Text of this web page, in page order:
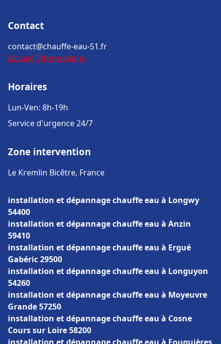
Contact
contact@chauffe-eau-51.fr
Accueil Informations
Horaires
Lun-Ven: 8h-19h
Service d'urgence 24/7
Zone intervention
Le Kremlin Bicêtre, France
installation et dépannage chauffe eau à Longwy
54400
installation et dépannage chauffe eau à Anzin
59410
installation et dépannage chauffe eau à Ergué
Gabéric 29500
installation et dépannage chauffe eau à Longuyon
54260
installation et dépannage chauffe eau à Moyeuvre
Grande 57250
installation et dépannage chauffe eau à Cosne
Cours sur Loire 58200